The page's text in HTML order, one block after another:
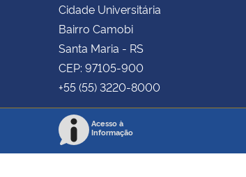
Cidade Universitária
Bairro Camobi
Santa Maria - RS
CEP: 97105-900
+55 (55) 3220-8000
Acesso à
Informação